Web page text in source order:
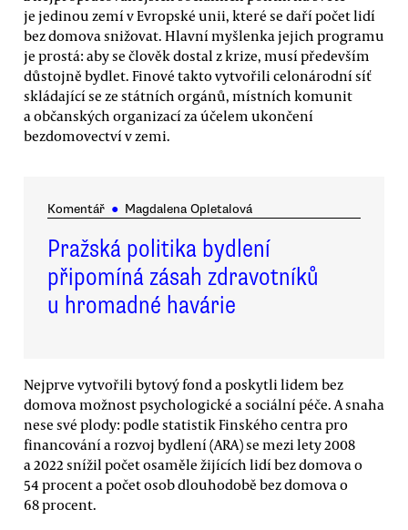
je jedinou zemí v Evropské unii, které se daří počet lidí
bez domova snižovat. Hlavní myšlenka jejich programu
je prostá: aby se člověk dostal z krize, musí především
důstojně bydlet. Finové takto vytvořili celonárodní síť
skládající se ze státních orgánů, místních komunit
a občanských organizací za účelem ukončení
bezdomovectví v zemi.
Komentář ● Magdalena Opletalová
Pražská politika bydlení
připomíná zásah zdravotníků
u hromadné havárie
Nejprve vytvořili bytový fond a poskytli lidem bez
domova možnost psychologické a sociální péče. A snaha
nese své plody: podle statistik Finského centra pro
financování a rozvoj bydlení (ARA) se mezi lety 2008
a 2022 snížil počet osaměle žijících lidí bez domova o
54 procent a počet osob dlouhodobě bez domova o
68 procent.